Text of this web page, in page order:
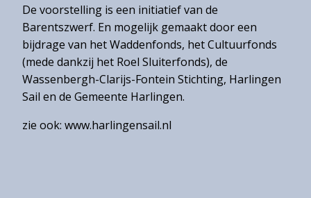
De voorstelling is een initiatief van de
Barentszwerf. En mogelijk gemaakt door een
bijdrage van het Waddenfonds, het Cultuurfonds
(mede dankzij het Roel Sluiterfonds), de
Wassenbergh-Clarijs-Fontein Stichting, Harlingen
Sail en de Gemeente Harlingen.
zie ook: www.harlingensail.nl